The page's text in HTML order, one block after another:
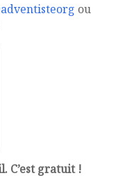
ou
C’est gratuit !